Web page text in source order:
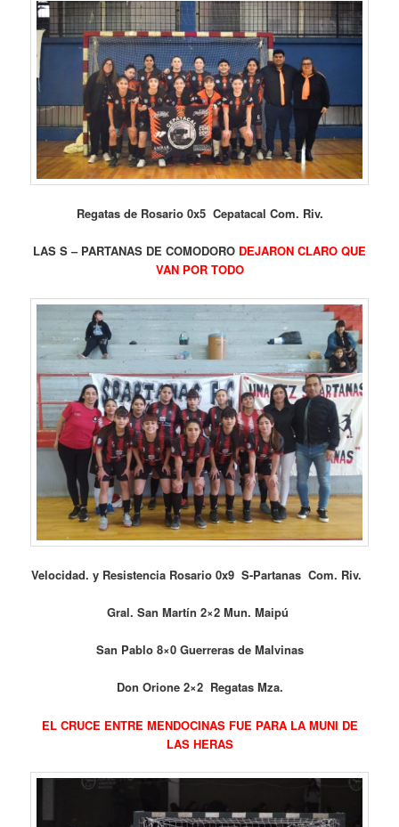
Regatas de Rosario 0x5 Cepatacal Com. Riv.
LAS S – PARTANAS DE COMODORO DEJARON CLARO QUE
VAN POR TODO
Velocidad. y Resistencia Rosario 0x9 S-Partanas Com. Riv.
Gral. San Martín 2×2 Mun. Maipú
San Pablo 8×0 Guerreras de Malvinas
Don Orione 2×2 Regatas Mza.
EL CRUCE ENTRE MENDOCINAS FUE PARA LA MUNI DE
LAS HERAS